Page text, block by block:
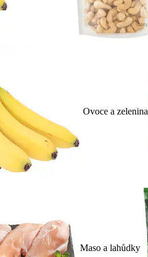
Ovoce a zelenina
Maso a lahůdky